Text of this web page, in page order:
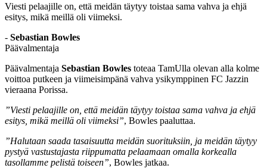
Viesti pelaajille on, että meidän täytyy toistaa sama vahva ja ehjä
esitys, mikä meillä oli viimeksi.
- Sebastian Bowles
Päävalmentaja
Päävalmentaja Sebastian Bowles toteaa TamUlla olevan alla kolme
voittoa putkeen ja viimeisimpänä vahva ysikymppinen FC Jazzin
vieraana Porissa.
”Viesti pelaajille on, että meidän täytyy toistaa sama vahva ja ehjä
esitys, mikä meillä oli viimeksi”, Bowles paaluttaa.
”Halutaan saada tasaisuutta meidän suorituksiin, ja meidän täytyy
pystyä vastustajasta riippumatta pelaamaan omalla korkealla
tasollamme pelistä toiseen”, Bowles jatkaa.